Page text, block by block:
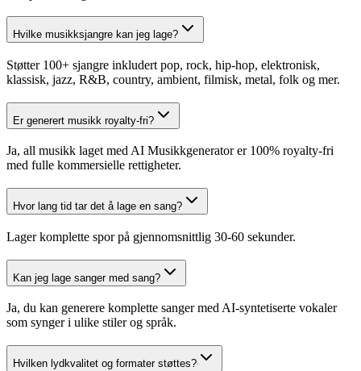
Hvilke musikksjangre kan jeg lage?
Støtter 100+ sjangre inkludert pop, rock, hip-hop, elektronisk,
klassisk, jazz, R&B, country, ambient, filmisk, metal, folk og mer.
Er generert musikk royalty-fri?
Ja, all musikk laget med AI Musikkgenerator er 100% royalty-fri
med fulle kommersielle rettigheter.
Hvor lang tid tar det å lage en sang?
Lager komplette spor på gjennomsnittlig 30-60 sekunder.
Kan jeg lage sanger med sang?
Ja, du kan generere komplette sanger med AI-syntetiserte vokaler
som synger i ulike stiler og språk.
Hvilken lydkvalitet og formater støttes?